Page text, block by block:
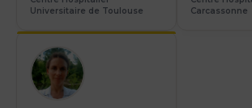
Universitaire de Toulouse
Carcassonne